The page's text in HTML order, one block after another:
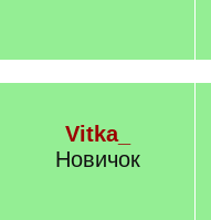
Vitka_
Новичок